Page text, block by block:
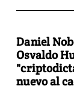
Daniel
Osvaldo
nuevo al